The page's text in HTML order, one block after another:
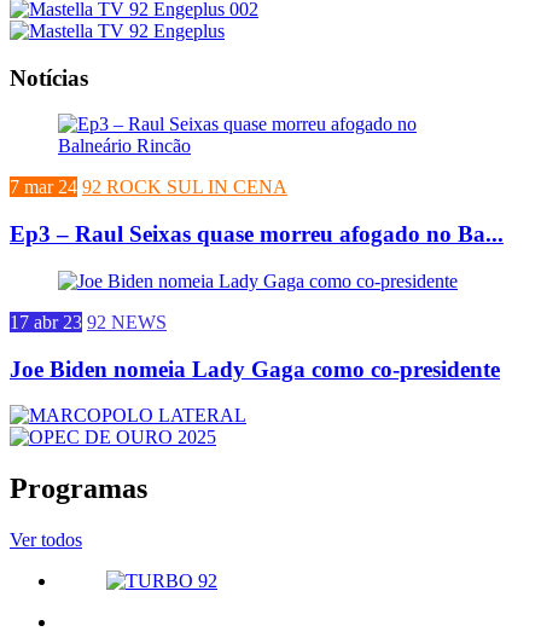
Notícias
7 mar 24 92 ROCK SUL IN CENA
Ep3 – Raul Seixas quase morreu afogado no Ba...
17 abr 23 92 NEWS
Joe Biden nomeia Lady Gaga como co-presidente
Programas
Ver todos